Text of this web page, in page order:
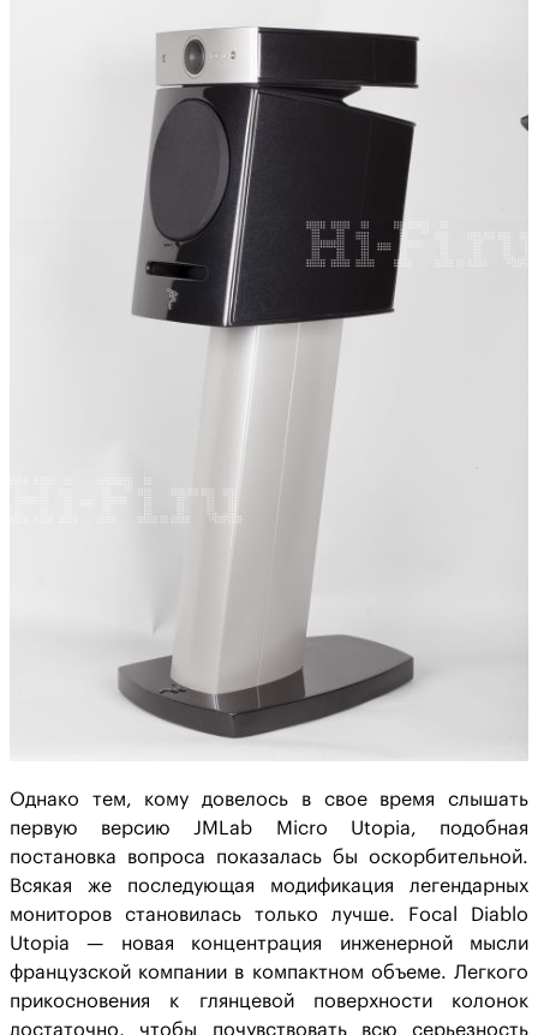
Однако тем, кому довелось в свое время слышать
первую версию JMLab Micro Utopia, подобная
постановка вопроса показалась бы оскорбительной.
Всякая же последующая модификация легендарных
мониторов становилась только лучше. Focal Diablo
Utopia — новая концентрация инженерной мысли
французской компании в компактном объеме. Легкого
прикосновения к глянцевой поверхности колонок
достаточно, чтобы почувствовать всю серьезность